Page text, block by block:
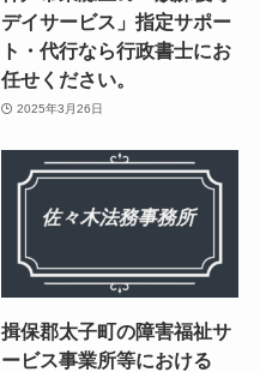
デイサービス」指定サポー
ト・代行なら行政書士にお
任せください。
2025年3月26日
揖保郡太子町の障害福祉サ
ービス事業所等における